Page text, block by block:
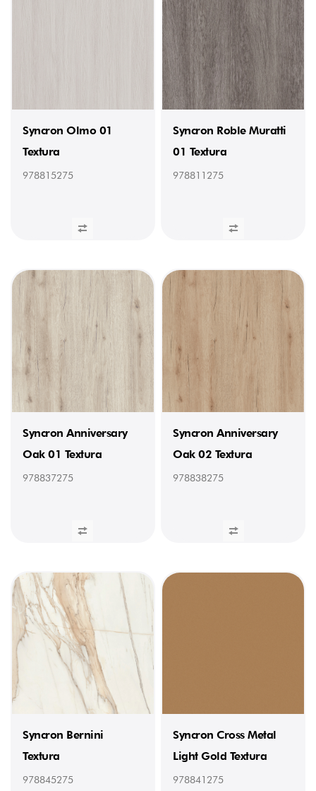
Syncron Olmo 01
Textura
978815275
Syncron Roble Muratti
01 Textura
978811275
Syncron Anniversary
Oak 01 Textura
978837275
Syncron Anniversary
Oak 02 Textura
978838275
Syncron Bernini
Textura
978845275
Syncron Cross Metal
Light Gold Textura
978841275